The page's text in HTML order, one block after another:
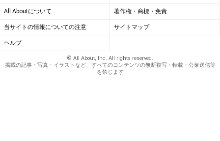
All Aboutについて 著作権・商標・免責
当サイトの情報についての注意 サイトマップ
ヘルプ
© All About, Inc. All rights reserved.
掲載の記事・写真・イラストなど、すべてのコンテンツの無断複写・転載・公衆送信等
を禁じます